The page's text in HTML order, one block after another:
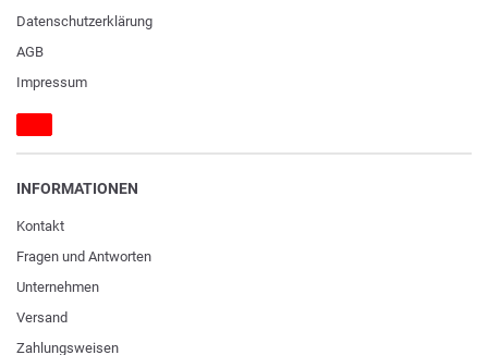
Daten­schutz­erklärung
AGB
Impressum
INFORMATIONEN
Kontakt
Fragen und Antworten
Unternehmen
Versand
Zahlungsweisen